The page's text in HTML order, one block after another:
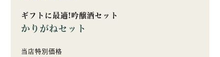
ギフトに最適!吟醸酒セット
かりがねセット
当店特別価格